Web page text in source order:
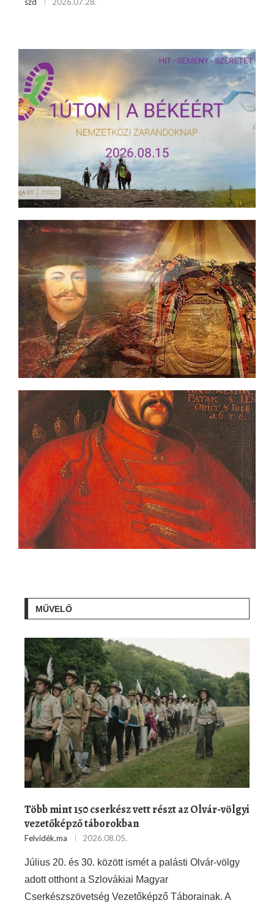
MŰVELŐ
Több mint 150 cserkész vett részt az Olvár-völgyi
vezetőképző táborokban
Felvidék.ma 2026.08.05.
Július 20. és 30. között ismét a palásti Olvár-völgy
adott otthont a Szlovákiai Magyar
Cserkészszövetség Vezetőképző Táborainak. A